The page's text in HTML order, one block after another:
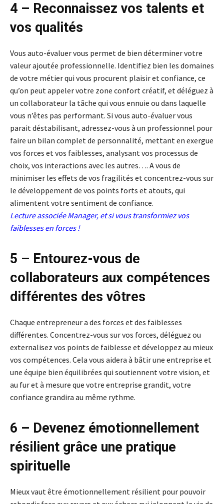
4 – Reconnaissez vos talents et
vos qualités
Vous auto-évaluer vous permet de bien déterminer votre
valeur ajoutée professionnelle. Identifiez bien les domaines
de votre métier qui vous procurent plaisir et confiance, ce
qu’on peut appeler votre zone confort créatif, et déléguez à
un collaborateur la tâche qui vous ennuie ou dans laquelle
vous n’êtes pas performant. Si vous auto-évaluer vous
parait déstabilisant, adressez-vous à un professionnel pour
faire un bilan complet de personnalité, mettant en exergue
vos forces et vos faiblesses, analysant vos processus de
choix, vos interactions avec les autres…. A vous de
minimiser les effets de vos fragilités et concentrez-vous sur
le développement de vos points forts et atouts, qui
alimentent votre sentiment de confiance.
Lecture associéeManager, et si vous transformiez vos
faiblesses en forces !
5 – Entourez-vous de
collaborateurs aux compétences
différentes des vôtres
Chaque entrepreneur a des forces et des faiblesses
différentes. Concentrez-vous sur vos forces, déléguez ou
externalisez vos points de faiblesse et développez au mieux
vos compétences. Cela vous aidera à bâtir une entreprise et
une équipe bien équilibrées qui soutiennent votre vision, et
au fur et à mesure que votre entreprise grandit, votre
confiance grandira au même rythme.
6 – Devenez émotionnellement
résilient grâce une pratique
spirituelle
Mieux vaut être émotionnellement résilient pour pouvoir